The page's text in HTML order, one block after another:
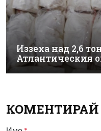
Иззеха над 2,6
Атлантическия
КОМЕНТИРАЙ